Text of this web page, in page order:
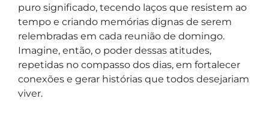
puro significado, tecendo laços que resistem ao
tempo e criando memórias dignas de serem
relembradas em cada reunião de domingo.
Imagine, então, o poder dessas atitudes,
repetidas no compasso dos dias, em fortalecer
conexões e gerar histórias que todos desejariam
viver.